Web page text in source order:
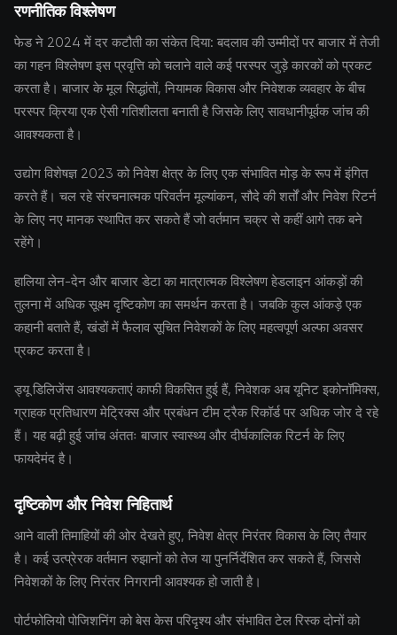
रणनीतिक विश्लेषण
फेड ने 2024 में दर कटौती का संकेत दिया: बदलाव की उम्मीदों पर बाजार में तेजी
का गहन विश्लेषण इस प्रवृत्ति को चलाने वाले कई परस्पर जुड़े कारकों को प्रकट
करता है। बाजार के मूल सिद्धांतों, नियामक विकास और निवेशक व्यवहार के बीच
परस्पर क्रिया एक ऐसी गतिशीलता बनाती है जिसके लिए सावधानीपूर्वक जांच की
आवश्यकता है।
उद्योग विशेषज्ञ 2023 को निवेश क्षेत्र के लिए एक संभावित मोड़ के रूप में इंगित
करते हैं। चल रहे संरचनात्मक परिवर्तन मूल्यांकन, सौदे की शर्तों और निवेश रिटर्न
के लिए नए मानक स्थापित कर सकते हैं जो वर्तमान चक्र से कहीं आगे तक बने
रहेंगे।
हालिया लेन-देन और बाजार डेटा का मात्रात्मक विश्लेषण हेडलाइन आंकड़ों की
तुलना में अधिक सूक्ष्म दृष्टिकोण का समर्थन करता है। जबकि कुल आंकड़े एक
कहानी बताते हैं, खंडों में फैलाव सूचित निवेशकों के लिए महत्वपूर्ण अल्फा अवसर
प्रकट करता है।
ड्यू डिलिजेंस आवश्यकताएं काफी विकसित हुई हैं, निवेशक अब यूनिट इकोनॉमिक्स,
ग्राहक प्रतिधारण मेट्रिक्स और प्रबंधन टीम ट्रैक रिकॉर्ड पर अधिक जोर दे रहे
हैं। यह बढ़ी हुई जांच अंततः बाजार स्वास्थ्य और दीर्घकालिक रिटर्न के लिए
फायदेमंद है।
दृष्टिकोण और निवेश निहितार्थ
आने वाली तिमाहियों की ओर देखते हुए, निवेश क्षेत्र निरंतर विकास के लिए तैयार
है। कई उत्प्रेरक वर्तमान रुझानों को तेज या पुनर्निर्देशित कर सकते हैं, जिससे
निवेशकों के लिए निरंतर निगरानी आवश्यक हो जाती है।
पोर्टफोलियो पोजिशनिंग को बेस केस परिदृश्य और संभावित टेल रिस्क दोनों को